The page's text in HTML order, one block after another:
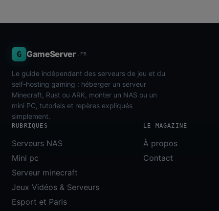
G GameServer .FR
Le guide indépendant des serveurs de jeu et du
self-hosting gaming : héberger un serveur
Minecraft, Rust ou ARK, monter un NAS ou un
mini PC, tutoriels et repères expliqués
simplement.
RUBRIQUES
Serveurs NAS
Mini pc
Serveur minecraft
Jeux Vidéos & Serveurs
Esport et Paris
LE MAGAZINE
À propos
Contact